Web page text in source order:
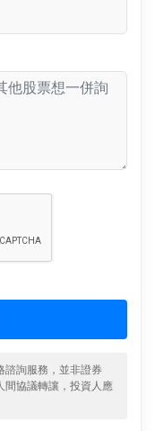
諮詢服務，並非證券
間協議轉讓，投資人應